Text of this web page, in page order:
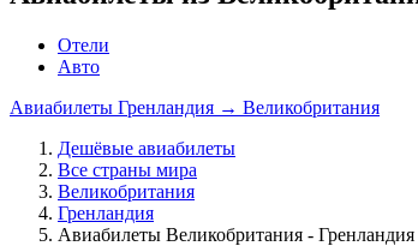
Отели
Авто
Авиабилеты Гренландия → Великобритания
Дешёвые авиабилеты
Все страны мира
Великобритания
Гренландия
Авиабилеты Великобритания - Гренландия